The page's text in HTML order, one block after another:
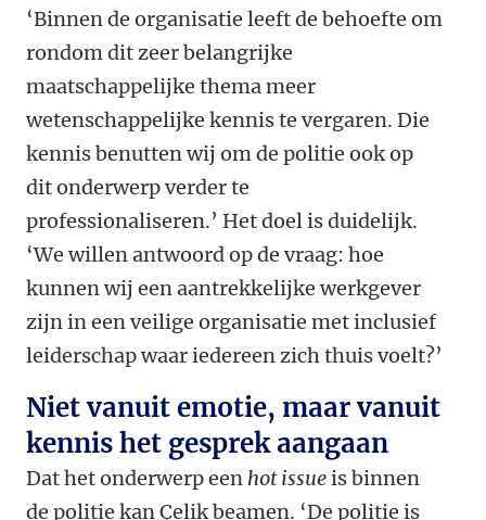
‘Binnen de organisatie leeft de behoefte om
rondom dit zeer belangrijke
maatschappelijke thema meer
wetenschappelijke kennis te vergaren. Die
kennis benutten wij om de politie ook op
dit onderwerp verder te
professionaliseren.’ Het doel is duidelijk.
‘We willen antwoord op de vraag: hoe
kunnen wij een aantrekkelijke werkgever
zijn in eenveilige organisatie met inclusief
leiderschap waar iedereen zich thuis voelt?’
Niet vanuit emotie, maar vanuit
kennis het gesprek aangaan
Dat het onderwerp een hot issueis binnen
de politie kan Çelik beamen. ‘De politie is